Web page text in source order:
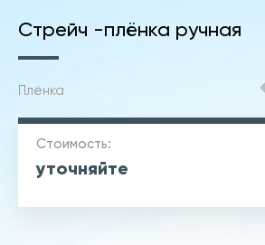
Стрейч -плёнка ручная
Плёнка
Стоимость:
уточняйте